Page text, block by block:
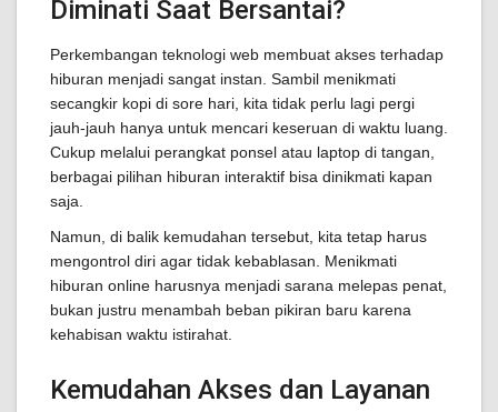
Diminati Saat Bersantai?
Perkembangan teknologi web membuat akses terhadap
hiburan menjadi sangat instan. Sambil menikmati
secangkir kopi di sore hari, kita tidak perlu lagi pergi
jauh-jauh hanya untuk mencari keseruan di waktu luang.
Cukup melalui perangkat ponsel atau laptop di tangan,
berbagai pilihan hiburan interaktif bisa dinikmati kapan
saja.
Namun, di balik kemudahan tersebut, kita tetap harus
mengontrol diri agar tidak kebablasan. Menikmati
hiburan online harusnya menjadi sarana melepas penat,
bukan justru menambah beban pikiran baru karena
kehabisan waktu istirahat.
Kemudahan Akses dan Layanan